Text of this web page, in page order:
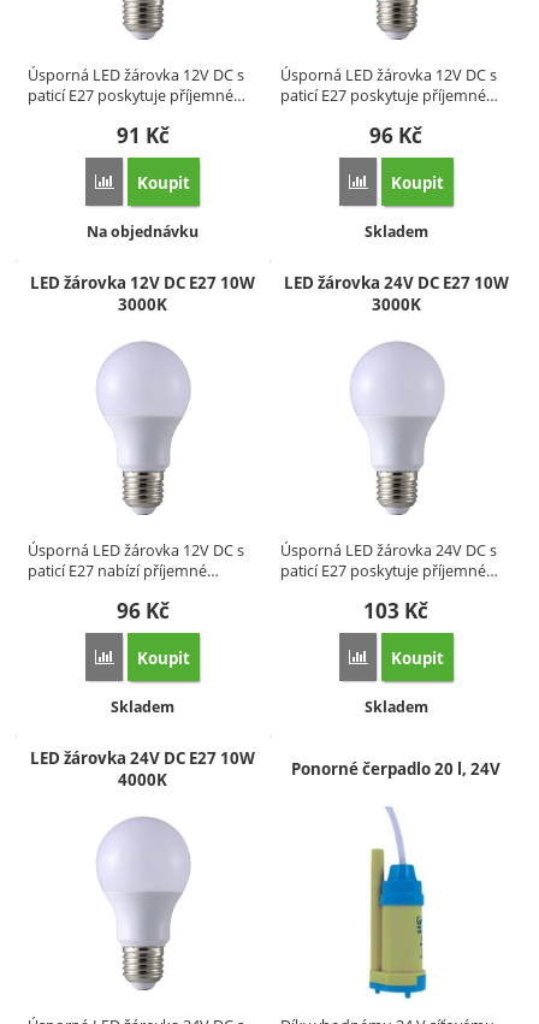
Úsporná LED žárovka 12V DC s
paticí E27 poskytuje příjemné…
91 Kč
Přidat 'LED žárovka 12V DC E27 5W 4000K' k porovnání
Koupit
Dostupnost:
Na objednávku
Úsporná LED žárovka 12V DC s
paticí E27 poskytuje příjemné…
96 Kč
Přidat 'LED žárovka
Koupit
Dostupnost:
Skladem
LED žárovka 12V DC E27 10W
3000K
Úsporná LED žárovka 12V DC s
paticí E27 nabízí příjemné…
96 Kč
Přidat 'LED žárovka 12V DC E27 10W 3000K' k porovnání
Koupit
Dostupnost:
Skladem
LED žárovka 24V DC E27 10W
3000K
Úsporná LED žárovka 24V DC s
paticí E27 poskytuje příjemné…
103 Kč
Přidat 'LED žárovka
Koupit
Dostupnost:
Skladem
LED žárovka 24V DC E27 10W
4000K
Ponorné čerpadlo 20 l, 24V